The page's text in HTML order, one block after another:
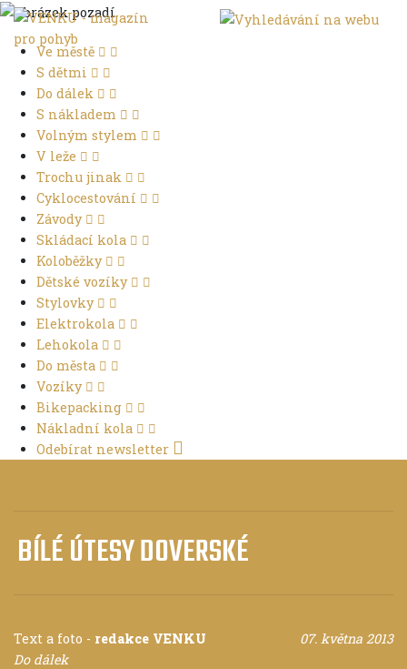
Ve městě
S dětmi
Do dálek
S nákladem
Volným stylem
V leže
Trochu jinak
Cyklocestování
Závody
Skládací kola
Koloběžky
Dětské vozíky
Stylovky
Elektrokola
Lehokola
Do města
Vozíky
Bikepacking
Nákladní kola
Odebírat newsletter
BÍLÉ ÚTESY DOVERSKÉ
Text a foto - redakce VENKU
07. května 2013
Do dálek